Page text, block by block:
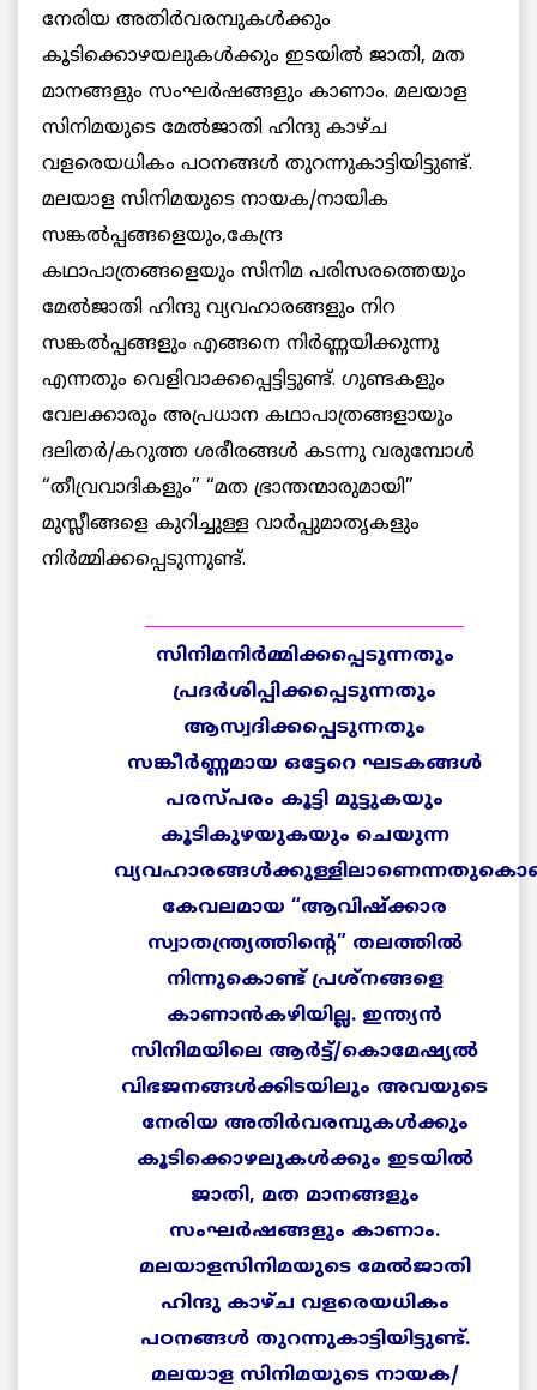
നേരിയ അതിര്‍വരമ്പുകള്‍ക്കും
കൂടിക്കൊഴയലുകള്‍ക്കും ഇടയില്‍ ജാതി, മത
മാനങ്ങളും സംഘര്‍ഷങ്ങളും കാണാം. മലയാള
സിനിമയുടെ മേല്‍ജാതി ഹിന്ദു കാഴ്ച
വളരെയധികം പഠനങ്ങള്‍ തുറന്നുകാട്ടിയിട്ടുണ്ട്.
മലയാള സിനിമയുടെ നായക/നായിക
സങ്കല്‍പ്പങ്ങളെയും,കേന്ദ്ര
കഥാപാത്രങ്ങളെയും സിനിമ പരിസരത്തെയും
മേല്‍ജാതി ഹിന്ദു വ്യവഹാരങ്ങളും നിറ
സങ്കല്‍പ്പങ്ങളും എങ്ങനെ നിര്‍ണ്ണയിക്കുന്നു
എന്നതും വെളിവാക്കപ്പെട്ടിട്ടുണ്ട്. ഗുണ്ടകളും
വേലക്കാരും അപ്രധാന കഥാപാത്രങ്ങളായും
ദലിതര്‍/കറുത്ത ശരീരങ്ങള്‍ കടന്നു വരുമ്പോള്‍
“തീവ്രവാദികളും” “മത ഭ്രാന്തന്മാരുമായി”
മുസ്ലീങ്ങളെ കുറിച്ചുള്ള വാര്‍പ്പുമാതൃകളും
നിര്‍മ്മിക്കപ്പെടുന്നുണ്ട്.
______________________________________
സിനിമനിര്മ്മിക്കപ്പെടുന്നതും
പ്രദര്ശിപ്പിക്കപ്പെടുന്നതും
ആസ്വദിക്കപ്പെടുന്നതും
സങ്കീര്ണ്ണമായ ഒട്ടേറെ ഘടകങ്ങള്
പരസ്പരം കൂട്ടി മുട്ടുകയും
കൂടികുഴയുകയും ചെയുന്ന
വ്യവഹാരങ്ങള്ക്കുള്ളിലാണെന്നതു
കേവലമായ “ആവിഷ്ക്കാര
സ്വാതന്ത്ര്യത്തിന്റെ” തലത്തില്
നിന്നുകൊണ്ട് പ്രശ്നങ്ങളെ
കാണാന്കഴിയില്ല. ഇന്ത്യന്
സിനിമയിലെ ആര്ട്ട്/കൊമേഷ്യല്
വിഭജനങ്ങള്ക്കിടയിലും അവയുടെ
നേരിയ അതിര്വരമ്പുകള്ക്കും
കൂടിക്കൊഴലുകള്ക്കും ഇടയില്
ജാതി, മത മാനങ്ങളും
സംഘര്ഷങ്ങളും കാണാം.
മലയാളസിനിമയുടെ മേല്ജാതി
ഹിന്ദു കാഴ്ച വളരെയധികം
പഠനങ്ങള്‍ തുറന്നുകാട്ടിയിട്ടുണ്ട്.
മലയാള സിനിമയുടെ നായക/